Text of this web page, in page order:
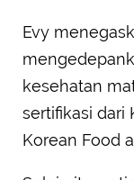
Evy
kesehatan
sertifikasi dari
Korean Food